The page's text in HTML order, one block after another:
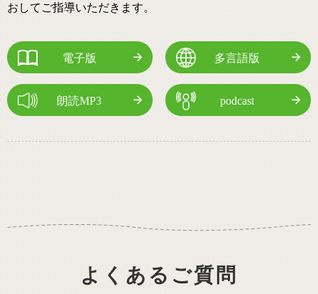
おしてご指導いただきます。
電子版 多言語版
朗読MP3 podcast
よくあるご質問